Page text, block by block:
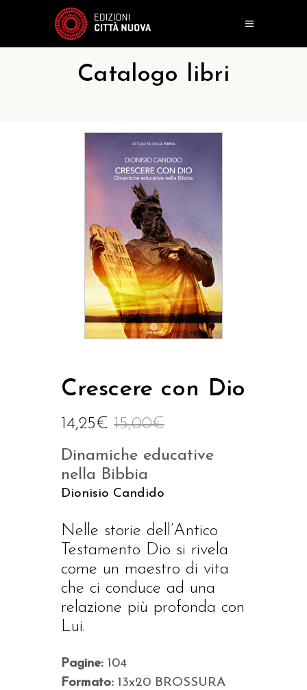
Catalogo libri
Crescere con Dio
15,00€
14,25€
Dinamiche educative
nella Bibbia
Dionisio Candido
Nelle storie dell’Antico
Testamento Dio si rivela
come un maestro di vita
che ci conduce ad una
relazione più profonda con
Lui.
Pagine: 104
Formato: 13x20 BROSSURA